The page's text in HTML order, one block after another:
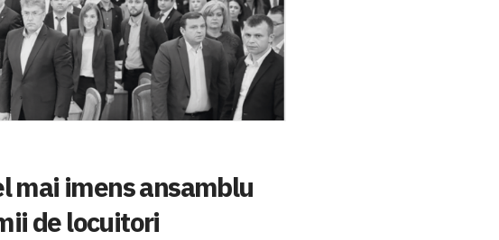
mai imens ansamblu
de locuitori